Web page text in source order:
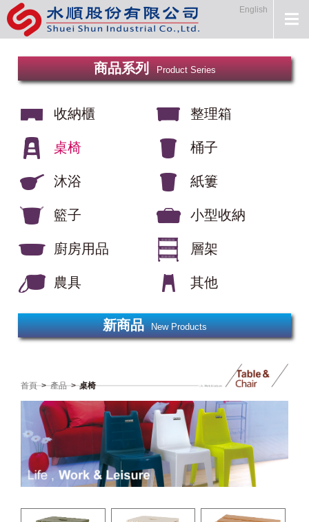
English
商品系列 Product Series
收納櫃 整理箱
桌椅 桶子
沐浴 紙簍
籃子 小型收納
廚房用品 層架
農具 其他
新商品 New Products
首頁 > 產品 > 桌椅